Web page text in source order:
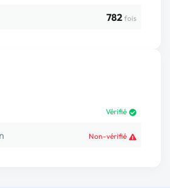
782 fois
Vérifié
Non-vérifié